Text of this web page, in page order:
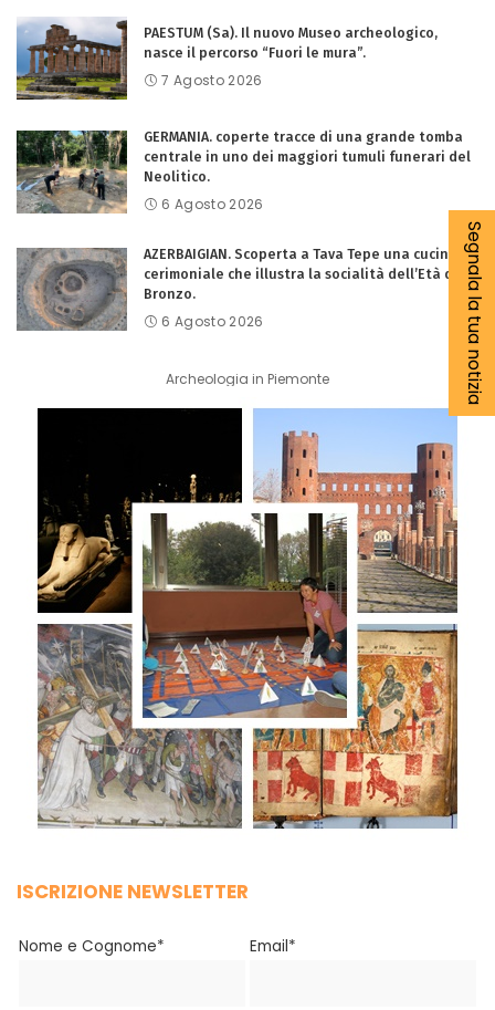
PAESTUM (Sa). Il nuovo Museo archeologico,
nasce il percorso “Fuori le mura”.
7 Agosto 2026
GERMANIA. coperte tracce di una grande tomba
centrale in uno dei maggiori tumuli funerari del
Neolitico.
6 Agosto 2026
AZERBAIGIAN. Scoperta a Tava Tepe una cucina
cerimoniale che illustra la socialità dell’Età del
Bronzo.
6 Agosto 2026
Archeologia in Piemonte
ISCRIZIONE NEWSLETTER
Nome e Cognome* Email*
Segnala la tua notizia